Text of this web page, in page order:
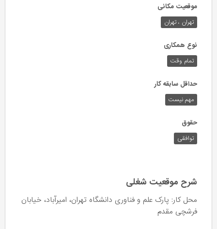
موقعیت مکانی
تهران ، تهران
نوع همکاری
تمام وقت
حداقل سابقه کار
مهم نیست
حقوق
توافقی
شرح موقعیت شغلی
محل کار: پارک علم و فناوری دانشگاه تهران، امیرآباد، خیابان
فرشچی مقدم